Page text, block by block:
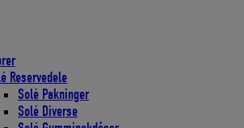
Reservedele
Solé Pakninger
Solé Diverse